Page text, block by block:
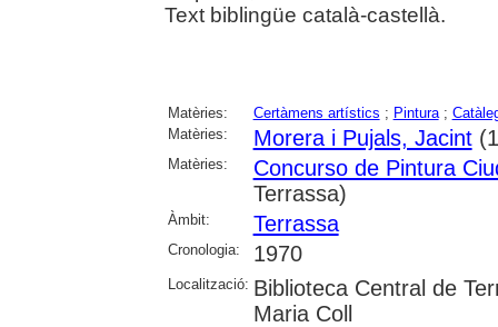
Text biblingüe català-castellà.
Matèries: Certàmens artístics ; Pintura;
Matèries:
Morera i Pujals, Jacint
Matèries:
Concurso de Pintura
Terrassa)
Àmbit: Terrassa
Cronologia: 1970
Localització: Biblioteca Central de
Maria Coll